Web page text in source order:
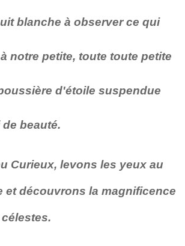
blanche à observer ce qui
notre petite, toute toute petite
d'étoile suspendue
beauté.
Curieux, levons les yeux au
et découvrons la magnificence